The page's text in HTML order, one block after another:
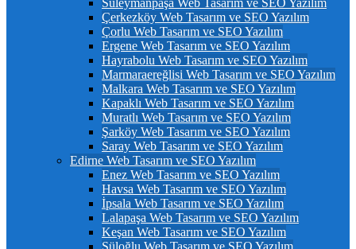
Süleymanpaşa Web Tasarım ve SEO Yazılım
Çerkezköy Web Tasarım ve SEO Yazılım
Çorlu Web Tasarım ve SEO Yazılım
Ergene Web Tasarım ve SEO Yazılım
Hayrabolu Web Tasarım ve SEO Yazılım
Marmaraereğlisi Web Tasarım ve SEO Yazılım
Malkara Web Tasarım ve SEO Yazılım
Kapaklı Web Tasarım ve SEO Yazılım
Muratlı Web Tasarım ve SEO Yazılım
Şarköy Web Tasarım ve SEO Yazılım
Saray Web Tasarım ve SEO Yazılım
Edirne Web Tasarım ve SEO Yazılım
Enez Web Tasarım ve SEO Yazılım
Havsa Web Tasarım ve SEO Yazılım
İpsala Web Tasarım ve SEO Yazılım
Lalapaşa Web Tasarım ve SEO Yazılım
Keşan Web Tasarım ve SEO Yazılım
Süloğlu Web Tasarım ve SEO Yazılım